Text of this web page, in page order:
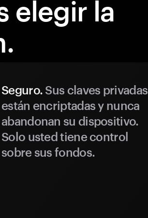
elegir la
Seguro. Sus claves privadas
están encriptadas y nunca
abandonan su dispositivo.
Solo usted tiene control
sobre sus fondos.